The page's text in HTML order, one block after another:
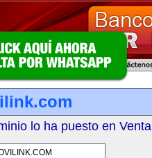
lo ha puesto en Venta